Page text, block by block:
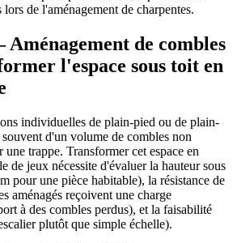
de l'aménagement de charpentes.
de combles
l'espace sous toit en
individuelles de plain-pied ou de plain-
d'un volume de combles non
une trappe. Transformer cet espace en
de jeux nécessite d'évaluer la hauteur sous
pour une pièce habitable), la résistance de
aménagés reçoivent une charge
à des combles perdus), et la faisabilité
plutôt que simple échelle).